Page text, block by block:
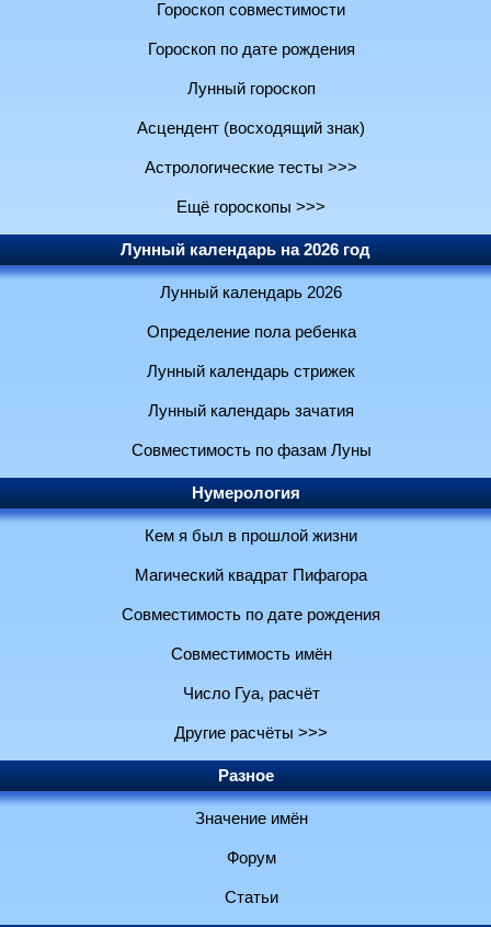
Гороскоп совместимости
Гороскоп по дате рождения
Лунный гороскоп
Асцендент (восходящий знак)
Астрологические тесты >>>
Ещё гороскопы >>>
Лунный календарь на 2026 год
Лунный календарь 2026
Определение пола ребенка
Лунный календарь стрижек
Лунный календарь зачатия
Совместимость по фазам Луны
Нумерология
Кем я был в прошлой жизни
Магический квадрат Пифагора
Совместимость по дате рождения
Совместимость имён
Число Гуа, расчёт
Другие расчёты >>>
Разное
Значение имён
Форум
Статьи